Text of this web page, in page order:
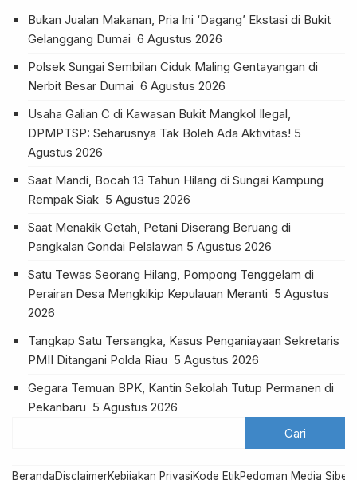
Bukan Jualan Makanan, Pria Ini ‘Dagang’ Ekstasi di Bukit
Gelanggang Dumai 6 Agustus 2026
Polsek Sungai Sembilan Ciduk Maling Gentayangan di
Nerbit Besar Dumai 6 Agustus 2026
Usaha Galian C di Kawasan Bukit Mangkol Ilegal,
DPMPTSP: Seharusnya Tak Boleh Ada Aktivitas! 5
Agustus 2026
Saat Mandi, Bocah 13 Tahun Hilang di Sungai Kampung
Rempak Siak 5 Agustus 2026
Saat Menakik Getah, Petani Diserang Beruang di
Pangkalan Gondai Pelalawan 5 Agustus 2026
Satu Tewas Seorang Hilang, Pompong Tenggelam di
Perairan Desa Mengkikip Kepulauan Meranti 5 Agustus
2026
Tangkap Satu Tersangka, Kasus Penganiayaan Sekretaris
PMII Ditangani Polda Riau 5 Agustus 2026
Gegara Temuan BPK, Kantin Sekolah Tutup Permanen di
Pekanbaru 5 Agustus 2026
BerandaDisclaimerKebijakan PrivasiKode EtikPedoman Media Siber